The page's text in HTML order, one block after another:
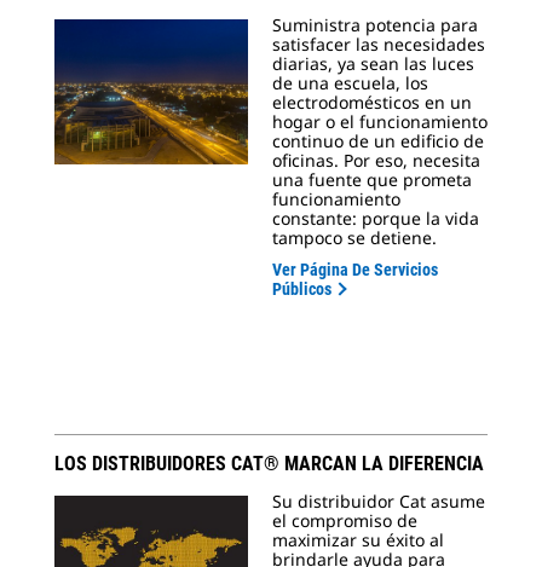
Suministra potencia para
satisfacer las necesidades
diarias, ya sean las luces
de una escuela, los
electrodomésticos en un
hogar o el funcionamiento
continuo de un edificio de
oficinas. Por eso, necesita
una fuente que prometa
funcionamiento
constante: porque la vida
tampoco se detiene.
Ver Página De Servicios
Públicos
LOS DISTRIBUIDORES CAT® MARCAN LA DIFERENCIA
Su distribuidor Cat asume
el compromiso de
maximizar su éxito al
brindarle ayuda para